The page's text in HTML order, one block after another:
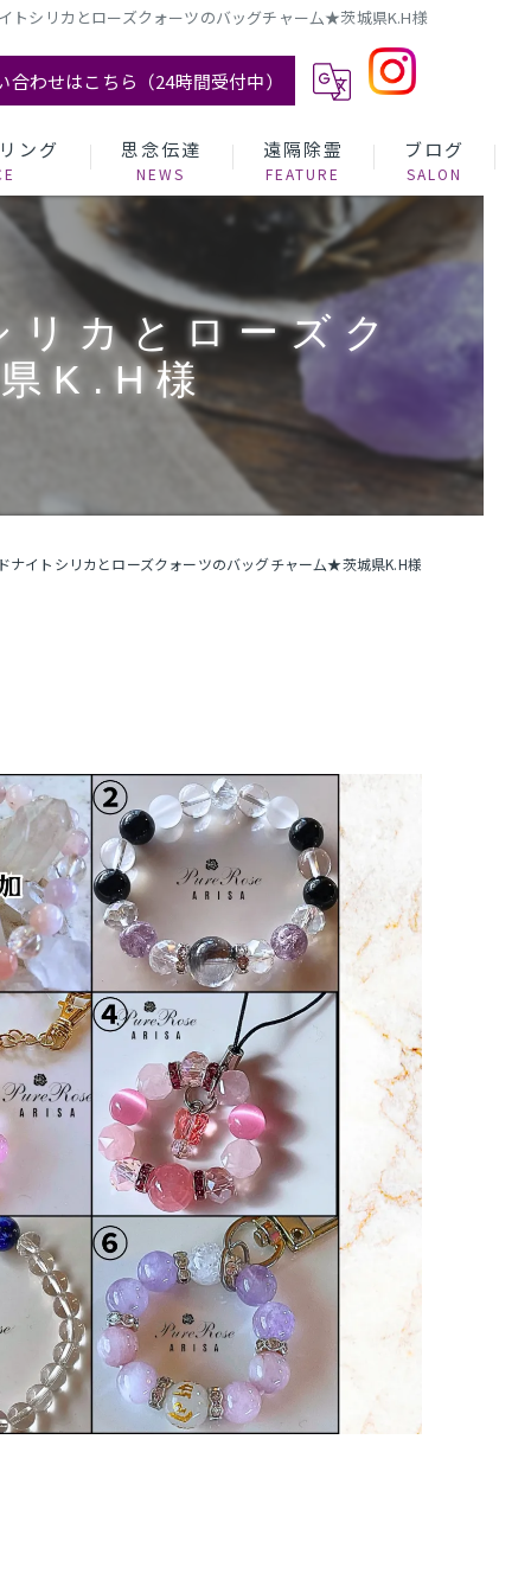
トシリカとローズクォーツのバッグチャー厶★茨城県K.H様
わせはこちら（24時間受付中）
ング 思念伝達 遠隔除霊 ブログ
カとローズク
K.H様
イトシリカとローズクォーツのバッグチャー厶★茨城県K.H様